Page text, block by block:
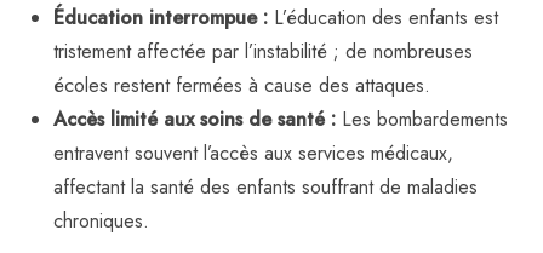
Éducation interrompue : L’éducation des enfants est
tristement affectée par l’instabilité ; de nombreuses
écoles restent fermées à cause des attaques.
Accès limité aux soins de santé : Les bombardements
entravent souvent l’accès aux services médicaux,
affectant la santé des enfants souffrant de maladies
chroniques.